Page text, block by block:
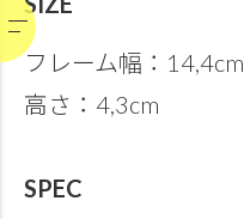
フレーム幅：14,4cm
高さ：4,3cm
SPEC